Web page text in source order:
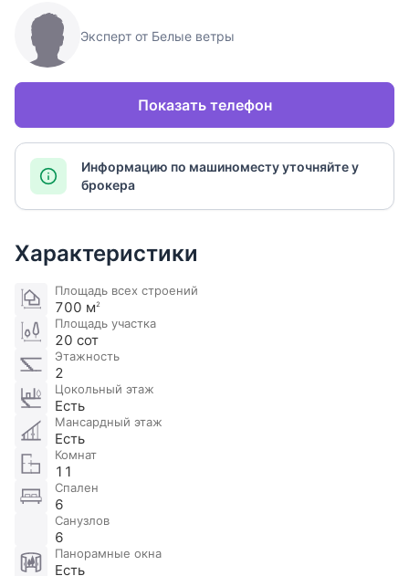
Эксперт от Белые ветры
Показать телефон
Информацию по машиноместу уточняйте у
брокера
Характеристики
Площадь всех строений
700 м2
Площадь участка
20 сот
Этажность
2
Цокольный этаж
Есть
Мансардный этаж
Есть
Комнат
11
Спален
6
Санузлов
6
Панорамные окна
Есть